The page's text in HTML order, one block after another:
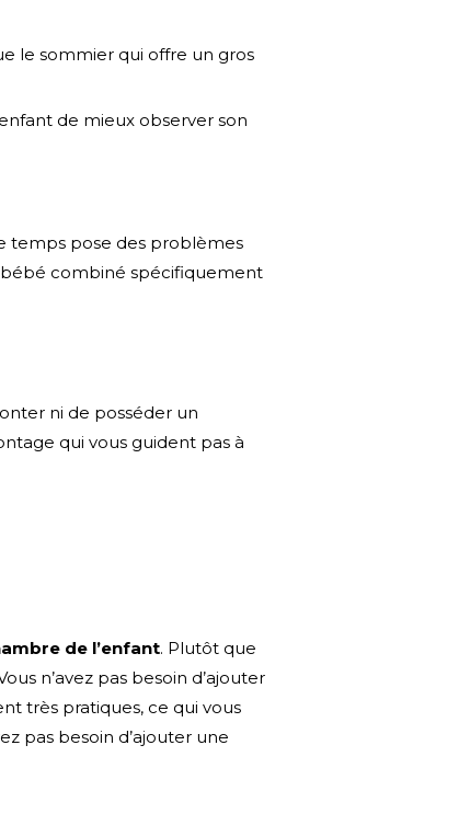
le sommier qui offre un gros
de mieux observer son
temps pose des problèmes
combiné spécifiquement
ni de posséder un
qui vous guident pas à
de l’enfant. Plutôt que
n’avez pas besoin d’ajouter
très pratiques, ce qui vous
pas besoin d’ajouter une